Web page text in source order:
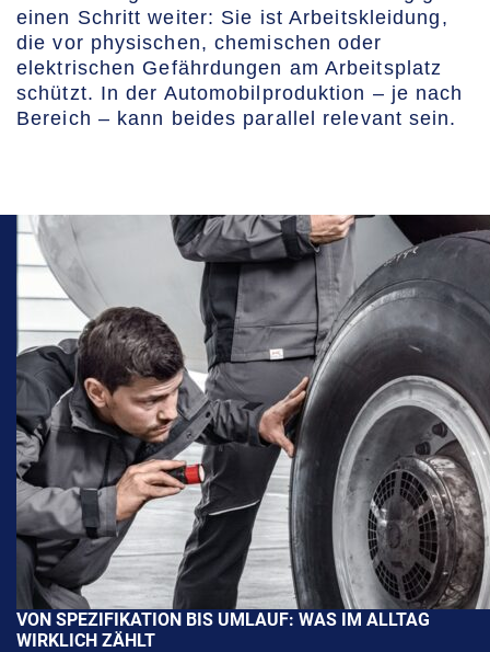
einen Schritt weiter: Sie ist Arbeitskleidung,
die vor physischen, chemischen oder
elektrischen Gefährdungen am Arbeitsplatz
schützt. In der Automobilproduktion – je nach
Bereich – kann beides parallel relevant sein.
VON SPEZIFIKATION BIS UMLAUF: WAS IM ALLTAG
WIRKLICH ZÄHLT